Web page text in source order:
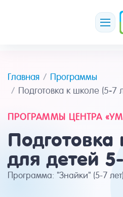
Главная
Программы
Подготовка к школе (5-7
ПРОГРАММЫ ЦЕНТРА
для детей
Программа: "Знайки" (5-7 лет)